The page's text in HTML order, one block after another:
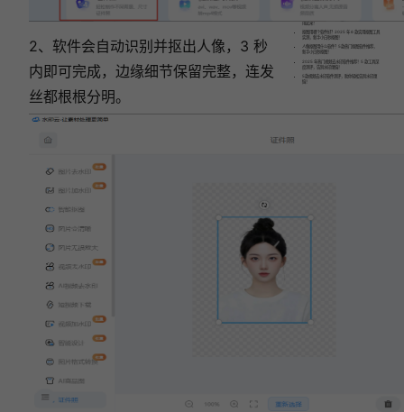
2、软件会自动识别并抠出人像，3 秒
内即可完成，边缘细节保留完整，连发
丝都根根分明。
相关文章:
用起来！
抠图用哪个软件好？2025 年 6 款实用抠图工具
实测，新手小白秒抠图！
人像抠图用什么软件？5款热门抠图软件推荐，
新手小白秒抠图！
2025 年热门视频去水印软件推荐！5 款工具深
度测评，告别水印烦恼！
5款视频去水印软件测评，助你轻松告别水印烦
恼！